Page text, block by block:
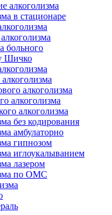
алкоголизма
в стационаре
больного
Шичко
алкоголизма
алкоголизма
алкоголизма
без кодирования
амбулаторно
гипнозом
иглоукалыванием
лазером
по ОМС